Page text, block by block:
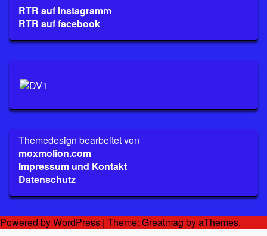
RTR auf Instagramm
RTR auf facebook
Themedesign bearbeitet von
moxmolion.com
Impressum und Kontakt
Datenschutz
Powered by WordPress | Theme: Greatmag by aThemes.